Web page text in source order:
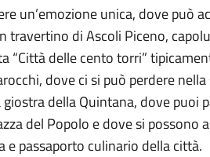
un’emozione unica, dove può
travertino di Ascoli Piceno,
“Città delle cento torri”
dove ci si può perdere
della Quintana, dove puoi
del Popolo e dove si possono
e passaporto culinario della città.